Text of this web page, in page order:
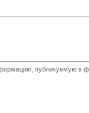
публикуемую